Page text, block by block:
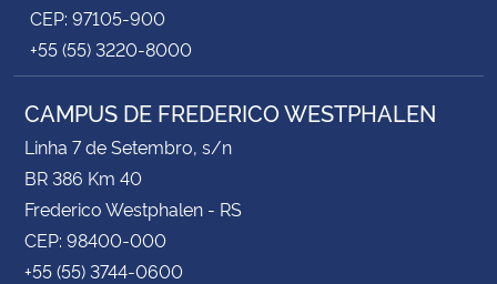
CEP: 97105-900
+55 (55) 3220-8000
CAMPUS DE FREDERICO WESTPHALEN
Linha 7 de Setembro, s/n
BR 386 Km 40
Frederico Westphalen - RS
CEP: 98400-000
+55 (55) 3744-0600